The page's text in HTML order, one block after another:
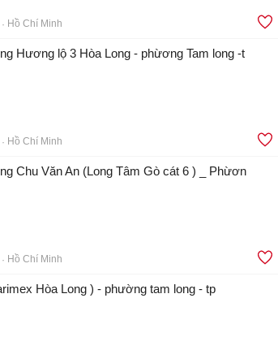
Hồ Chí Minh
Hương lộ 3 Hòa Long - phừơng Tam long -t
Hồ Chí Minh
Chu Văn An (Long Tâm Gò cát 6 ) _ Phừơn
Hồ Chí Minh
Hòa Long ) - phường tam long - tp